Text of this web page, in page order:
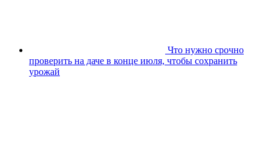
Что нужно срочно
проверить на даче в конце июля, чтобы сохранить
урожай